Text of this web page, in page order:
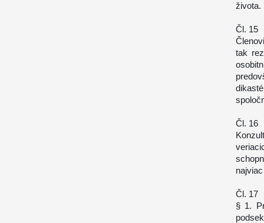
života.
Čl. 15
tak
Čl. 16
Čl. 17
§ 1.